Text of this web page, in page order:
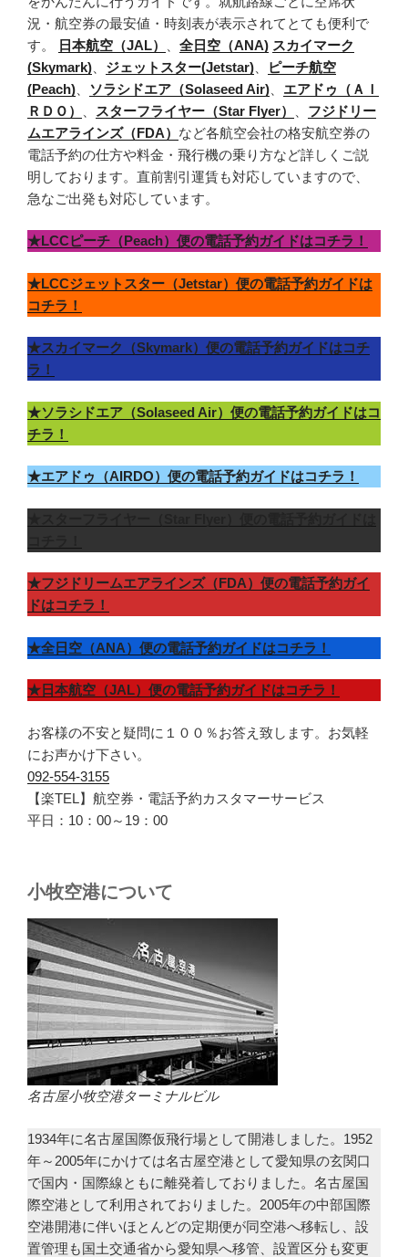
況・航空券の最安値・時刻表が表示されてとても便利で
す。
日本航空（JAL） 全日空（ANA) スカイマーク
(Skymark)
ジェットスター(Jetstar)
ピーチ航空
(Peach)
ソラシドエア（Solaseed Air)
エアドゥ（ＡＩ
ＲＤＯ）
スターフライヤー（Star Flyer）
フジドリー
ムエアラインズ（FDA） など各航空会社の格安航空券の
電話予約の仕方や料金・飛行機の乗り方など詳しくご説
明しております。直前割引運賃も対応していますので、
急なご出発も対応しています。
★LCCピーチ（Peach）便の電話予約ガイドはコチラ！
★LCCジェットスター（Jetstar）便の電話予約ガイドは
コチラ！
★スカイマーク（Skymark）便の電話予約ガイドはコチ
ラ！
★ソラシドエア（Solaseed Air）便の電話予約ガイドはコ
チラ！
★エアドゥ（AIRDO）便の電話予約ガイドはコチラ！
★フジドリームエアラインズ（FDA）便の電話予約ガイ
ドはコチラ！
★全日空（ANA）便の電話予約ガイドはコチラ！
★日本航空（JAL）便の電話予約ガイドはコチラ！
お客様の不安と疑問に１００％お答え致します。お気軽
にお声かけ下さい。
092-554-3155
【楽TEL】航空券・電話予約カスタマーサービス
平日：10：00～19：00
小牧空港について
名古屋小牧空港ターミナルビル
1934年に名古屋国際仮飛行場として開港しました。1952
年～2005年にかけては名古屋空港として愛知県の玄関口
で国内・国際線ともに離発着しておりました。名古屋国
際空港として利用されておりました。2005年の中部国際
空港開港に伴いほとんどの定期便が同空港へ移転し、設
置管理も国土交通省から愛知県へ移管、設置区分も変更